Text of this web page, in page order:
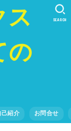
ス
の
己紹介 お問合せ
SEARCH